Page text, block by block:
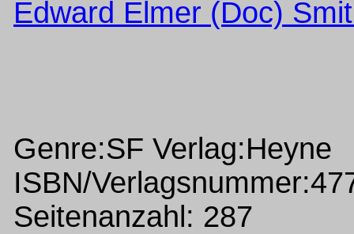
Edward Elmer (Doc)
Genre:SF Verlag:Heyne
ISBN/
Seitenanzahl: 287